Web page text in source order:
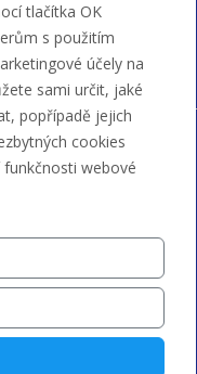
tlačítka OK
s použitím
účely na
sami určit, jaké
popřípadě jejich
cookies
webové